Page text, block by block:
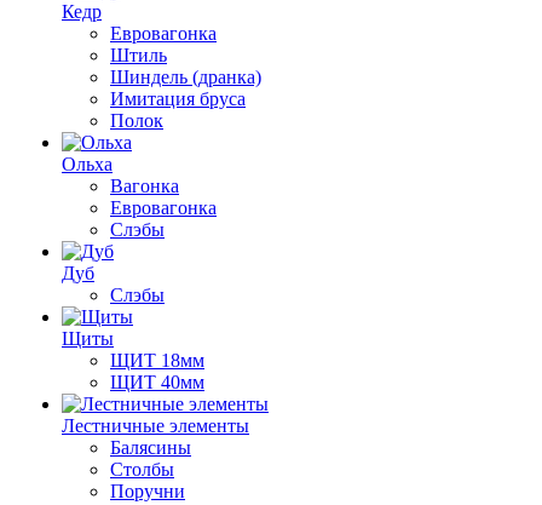
Кедр
Евровагонка
Штиль
Шиндель (дранка)
Имитация бруса
Полок
Ольха
Вагонка
Евровагонка
Слэбы
Дуб
Слэбы
Щиты
ЩИТ 18мм
ЩИТ 40мм
Лестничные элементы
Балясины
Столбы
Поручни